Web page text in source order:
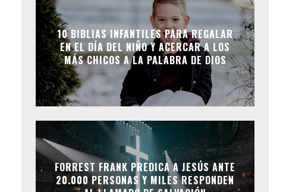
10 BIBLIAS INFANTILES PARA REGALAR
EN EL DÍA DEL NIÑO Y ACERCAR A LOS
MÁS CHICOS A LA PALABRA DE DIOS
FORREST FRANK PREDICA A JESÚS ANTE
20.000 PERSONAS Y MILES RESPONDEN